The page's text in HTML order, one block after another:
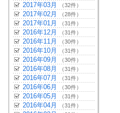
2017年03月 （32件）
2017年02月 （28件）
2017年01月 （31件）
2016年12月 （31件）
2016年11月 （30件）
2016年10月 （31件）
2016年09月 （30件）
2016年08月 （31件）
2016年07月 （31件）
2016年06月 （30件）
2016年05月 （31件）
2016年04月 （31件）